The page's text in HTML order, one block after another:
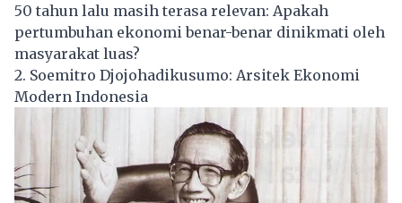
50 tahun lalu masih terasa relevan: Apakah
pertumbuhan ekonomi benar-benar dinikmati oleh
masyarakat luas?
2. Soemitro Djojohadikusumo: Arsitek Ekonomi
Modern Indonesia